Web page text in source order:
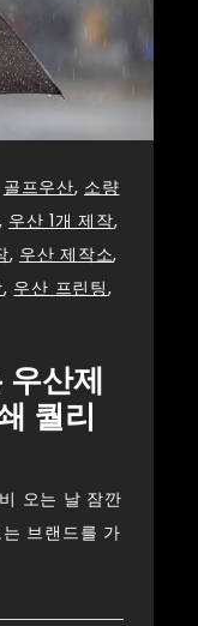
골프우산, 소량
, 우산 1개 제작,
, 우산 제작소,
, 우산 프린팅,
우산제
퀄리
오는 날 잠깐
브랜드를 가